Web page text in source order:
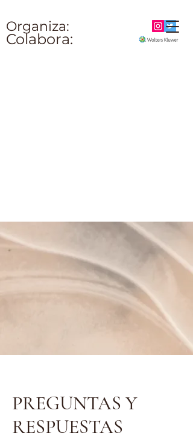
Organiza:
Colabora:
PREGUNTAS Y
RESPUESTAS